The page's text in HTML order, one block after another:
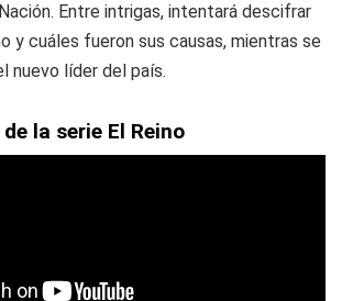
Entre intrigas, intentará descifrar
y cuáles fueron sus causas, mientras se
nuevo líder del país.
la serie El Reino